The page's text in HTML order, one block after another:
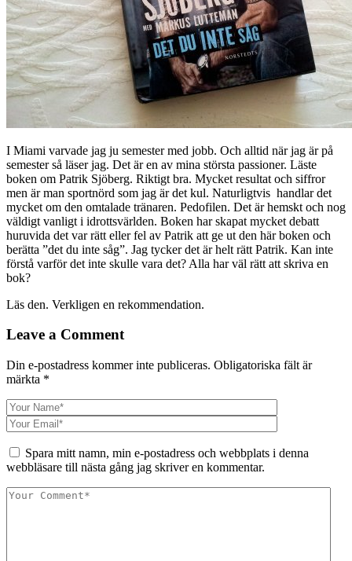
I Miami varvade jag ju semester med jobb. Och alltid när jag är på
semester så läser jag. Det är en av mina största passioner. Läste
boken om Patrik Sjöberg. Riktigt bra. Mycket resultat och siffror
men är man sportnörd som jag är det kul. Naturligtvis handlar det
mycket om den omtalade tränaren. Pedofilen. Det är hemskt och nog
väldigt vanligt i idrottsvärlden. Boken har skapat mycket debatt
huruvida det var rätt eller fel av Patrik att ge ut den här boken och
berätta ”det du inte såg”. Jag tycker det är helt rätt Patrik. Kan inte
förstå varför det inte skulle vara det? Alla har väl rätt att skriva en
bok?
Läs den. Verkligen en rekommendation.
Leave a Comment
Din e-postadress kommer inte publiceras. Obligatoriska fält är
märkta *
Spara mitt namn, min e-postadress och webbplats i denna
webbläsare till nästa gång jag skriver en kommentar.